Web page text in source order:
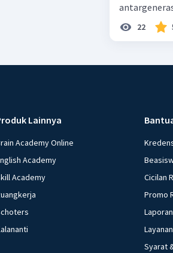
dan22
Lainnya
Academy Online
Academy
Academy
Cicilan
Promo
Syarat